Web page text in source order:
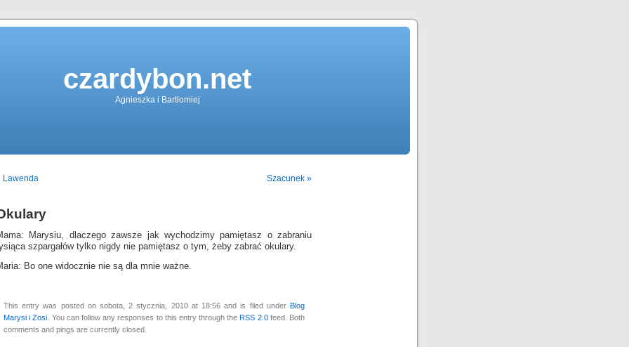
czardybon.net
Agnieszka i Bartłomiej
Lawenda Szacunek »
Marysiu, dlaczego zawsze jak wychodzimy pamiętasz o zabraniu
szpargałów tylko nigdy nie pamiętasz o tym, żeby zabrać okulary.
Bo one widocznie nie są dla mnie ważne.
This entry was posted on sobota, 2 stycznia, 2010 at 18:56 and is filed under Blog
Marysi i Zosi . You can follow any responses to this entry through theRSS 2.0feed. Both
comments and pings are currently closed.